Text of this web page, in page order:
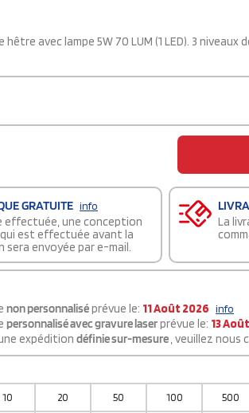
avec lampe 5W 70 LUM (1 LED). 3
GRATUITE info
effectuée, une conception
est effectuée avant la
sera envoyée par e-mail.
La
non personnaliséprévue le: 11 Août 2026 info
personnalisé avec gravure laserprévue le: 13
expédition définie sur-mesure, veuillez nous
10 20 50 100 500